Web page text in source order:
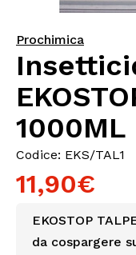
Prochimica
1000ML
Codice: EKS/TAL1
11,90€
EKOSTOP
da cospargere